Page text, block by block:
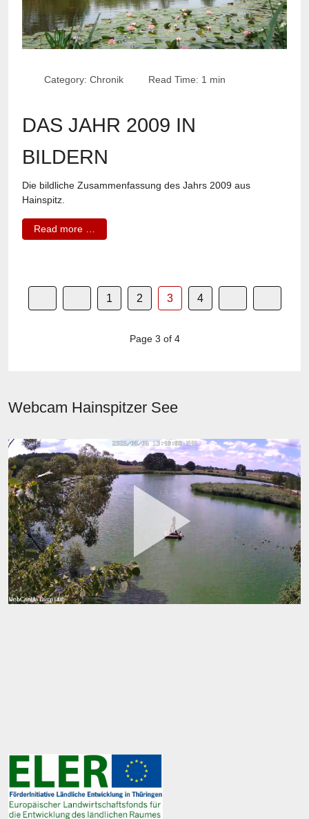
Category: Chronik Read Time: 1 min
DAS JAHR 2009 IN
BILDERN
Die bildliche Zusammenfassung des Jahrs 2009 aus
Hainspitz.
Read more …
1 2 3 4
Page 3 of 4
Webcam Hainspitzer See